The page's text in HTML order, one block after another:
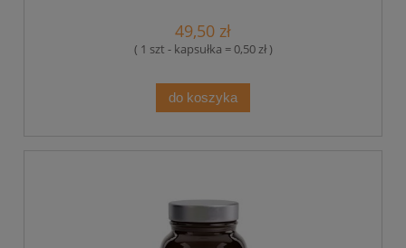
49,50 zł
( 1 szt - kapsułka = 0,50 zł )
do koszyka